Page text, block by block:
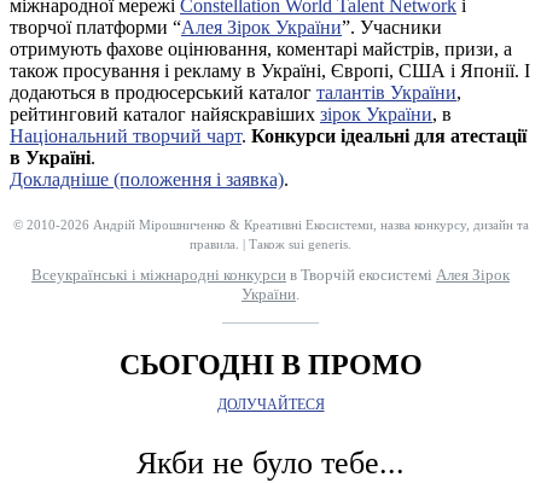
міжнародної мережі Constellation World Talent Network і
творчої платформи “Алея Зірок України”. Учасники
отримують фахове оцінювання, коментарі майстрів, призи, а
також просування і рекламу в Україні, Європі, США і Японії. І
додаються в продюсерський каталог талантів України,
рейтинговий каталог найяскравіших зірок України, в
Національний творчий чарт. Конкурси ідеальні для атестації
в Україні.
Докладніше (положення і заявка).
© 2010-2026 Андрій Мірошниченко & Креативні Екосистеми, назва конкурсу, дизайн та
правила. | Також sui generis.
Всеукраїнські і міжнародні конкурси в Творчій екосистемі Алея Зірок
України
СЬОГОДНІ В ПРОМО
ДОЛУЧАЙТЕСЯ
Якби не було тебе...